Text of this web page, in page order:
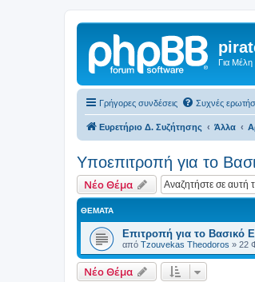
Για Μέλη
Γρήγορες συνδέσεις Συχνές
Ευρετήριο Δ. Συζήτησης Άλλα
Υποεπιτροπή για το
Νέο Θέμα
ΘΈΜΑΤΑ
Επιτροπή για το Βασικό
από Tzouvekas Theodoros » 22
Νέο Θέμα